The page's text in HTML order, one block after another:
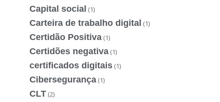
Capital social (1)
Carteira de trabalho digital (1)
Certidão Positiva (1)
Certidões negativa (1)
certificados digitais (1)
Cibersegurança (1)
CLT (2)